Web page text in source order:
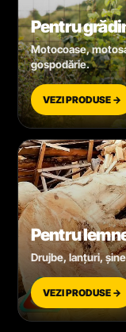
Pentru
Motocoase,
gospodărie.
VEZI PRODUSE →
Pentru
Drujbe, lanțuri,
VEZI PRODUSE →